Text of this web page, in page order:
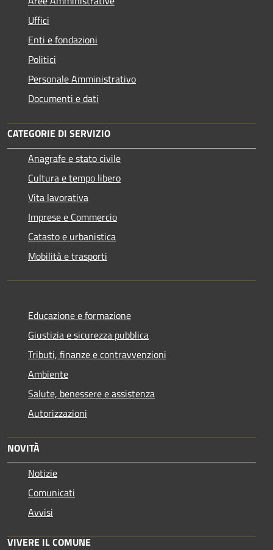
Uffici
Enti e fondazioni
Politici
Personale Amministrativo
Documenti e dati
CATEGORIE DI SERVIZIO
Anagrafe e stato civile
Cultura e tempo libero
Vita lavorativa
Imprese e Commercio
Catasto e urbanistica
Mobilità e trasporti
Educazione e formazione
Giustizia e sicurezza pubblica
Tributi, finanze e contravvenzioni
Ambiente
Salute, benessere e assistenza
Autorizzazioni
NOVITÀ
Notizie
Comunicati
Avvisi
VIVERE IL COMUNE